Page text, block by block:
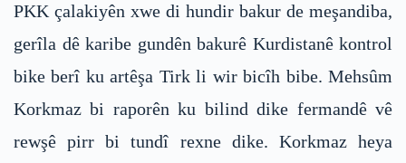
PKK çalakiyên xwe di hundir bakur de meşandiba,
gerîla dê karibe gundên bakurê Kurdistanê kontrol
bike berî ku artêşa Tirk li wir bicîh bibe. Mehsûm
Korkmaz bi raporên ku bilind dike fermandê vê
rewşê pirr bi tundî rexne dike. Korkmaz heya